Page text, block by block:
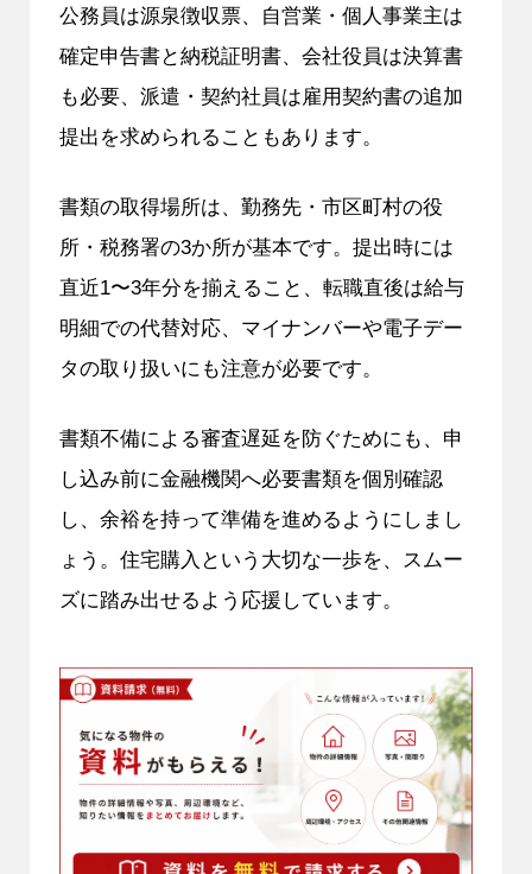
公務員は源泉徴収票、自営業・個人事業主は
確定申告書と納税証明書、会社役員は決算書
も必要、派遣・契約社員は雇用契約書の追加
提出を求められることもあります。
書類の取得場所は、勤務先・市区町村の役
所・税務署の3か所が基本です。提出時には
直近1〜3年分を揃えること、転職直後は給与
明細での代替対応、マイナンバーや電子デー
タの取り扱いにも注意が必要です。
書類不備による審査遅延を防ぐためにも、申
し込み前に金融機関へ必要書類を個別確認
し、余裕を持って準備を進めるようにしまし
ょう。住宅購入という大切な一歩を、スムー
ズに踏み出せるよう応援しています。